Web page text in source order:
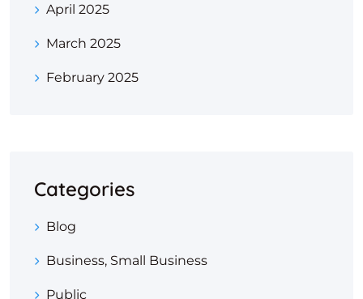
April 2025
March 2025
February 2025
Categories
Blog
Business, Small Business
Public